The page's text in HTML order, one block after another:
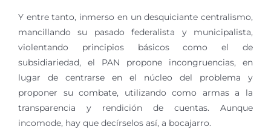
Y entre tanto, inmerso en un desquiciante centralismo,
mancillando su pasado federalista y municipalista,
violentando principios básicos como el de
subsidiariedad, el PAN propone incongruencias, en
lugar de centrarse en el núcleo del problema y
proponer su combate, utilizando como armas a la
transparencia y rendición de cuentas. Aunque
incomode, hay que decírselos así, a bocajarro.